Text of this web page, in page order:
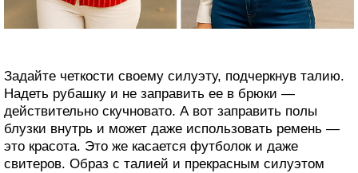
Задайте четкости своему силуэту, подчеркнув талию.
Надеть рубашку и не заправить ее в брюки —
действительно скучновато. А вот заправить полы
блузки внутрь и может даже использовать ремень —
это красота. Это же касается футболок и даже
свитеров. Образ с талией и прекрасным силуэтом